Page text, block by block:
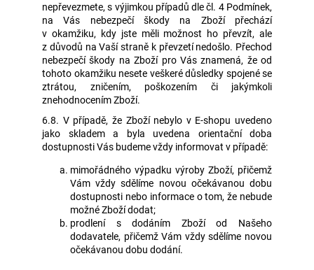
nepřevezmete, s výjimkou případů dle čl. 4 Podmínek,
na Vás nebezpečí škody na Zboží přechází
v okamžiku, kdy jste měli možnost ho převzít, ale
z důvodů na Vaší straně k převzetí nedošlo. Přechod
nebezpečí škody na Zboží pro Vás znamená, že od
tohoto okamžiku nesete veškeré důsledky spojené se
ztrátou, zničením, poškozením či jakýmkoli
znehodnocením Zboží.
6.8. V případě, že Zboží nebylo v E-shopu uvedeno
jako skladem a byla uvedena orientační doba
dostupnosti Vás budeme vždy informovat v případě:
mimořádného výpadku výroby Zboží, přičemž
Vám vždy sdělíme novou očekávanou dobu
dostupnosti nebo informace o tom, že nebude
možné Zboží dodat;
prodlení s dodáním Zboží od Našeho
dodavatele, přičemž Vám vždy sdělíme novou
očekávanou dobu dodání.